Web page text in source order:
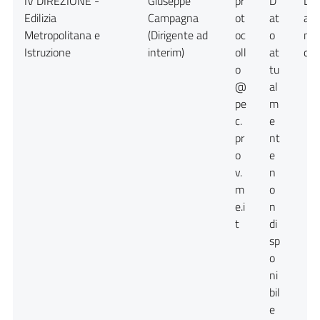
Edilizia
Metropolitana e
Istruzione
Campagna
(Dirigente ad
interim)
ot
oc
oll
o
@
pe
c.
pr
o
v.
m
e.i
t
at
o
at
tu
al
m
e
nt
e
n
o
n
di
sp
o
ni
bil
e